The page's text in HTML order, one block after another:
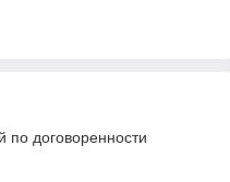
по договоренности